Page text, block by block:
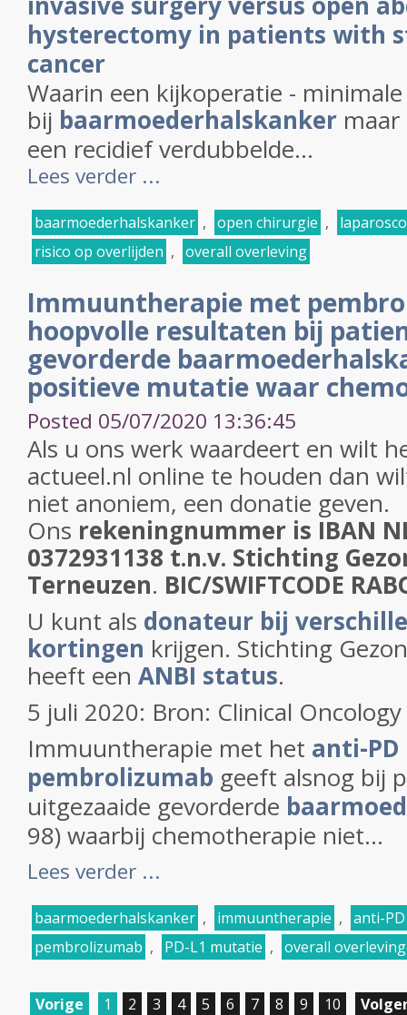
hysterectomy in patients with
cancer
Waarin een kijkoperatie -
bij baarmoederhalskanker
een recidief verdubbelde...
Lees verder ...
baarmoederhalskanker , open chirurgie ,
risico op overlijden , overall overleving
Immuuntherapie met
hoopvolle resultaten bij
gevorderde
positieve mutatie waar
Posted 05/07/2020 13:36:45
Als u ons werk waardeert en wilt
actueel.nl online te houden dan
niet anoniem, een donatie geven.
Ons rekeningnummer is IBAN
0372931138 t.n.v. Stichting
Terneuzen. BIC/SWIFTCODE
U kunt als donateur bij
kortingen krijgen. Stichting
heeft een ANBI status.
5 juli 2020: Bron: Clinical Oncology
Immuuntherapie met het anti-
pembrolizumab geeft alsnog bij
uitgezaaide gevorderde
98) waarbij chemotherapie niet...
Lees verder ...
baarmoederhalskanker , immuuntherapie , anti-
pembrolizumab , PD-L1 mutatie , overall overleving
Vorige 1 2 3 4 5 6 7 8 9 10